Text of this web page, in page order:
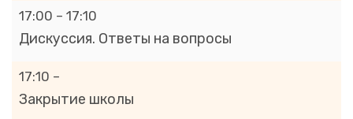
17:00 – 17:10
Дискуссия. Ответы на вопросы
17:10 –
Закрытие школы